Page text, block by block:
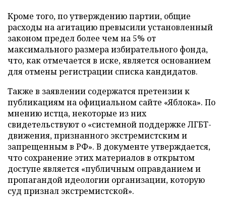
Кроме того, по утверждению партии, общие
расходы на агитацию превысили установленный
законом предел более чем на 5% от
максимального размера избирательного фонда,
что, как отмечается в иске, является основанием
для отмены регистрации списка кандидатов.
Также в заявлении содержатся претензии к
публикациям на официальном сайте «Яблока». По
мнению истца, некоторые из них
свидетельствуют о «системной поддержке ЛГБТ-
движения, признанного экстремистским и
запрещенным в РФ». В документе утверждается,
что сохранение этих материалов в открытом
доступе является «публичным оправданием и
пропагандой идеологии организации, которую
суд признал экстремистской».